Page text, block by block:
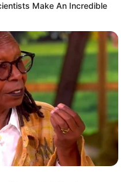
Make An Incredible